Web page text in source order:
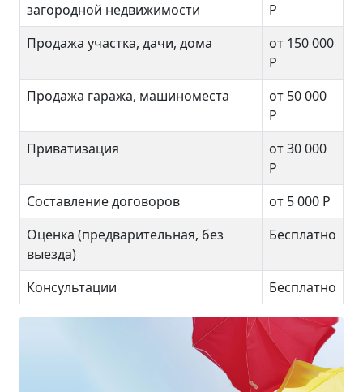
загородной недвижимости
Р
Продажа участка, дачи, дома
от 150 000
Р
Продажа гаража, машиноместа
от 50 000
Р
Приватизация
от 30 000
Р
Составление договоров
от 5 000 Р
Оценка (предварительная, без
выезда)
Бесплатно
Консультации Бесплатно